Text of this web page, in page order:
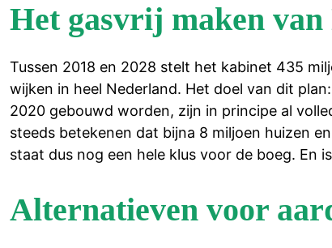
Het gasvrij maken
Tussen 2018 en 2028 stelt het kabinet 435
wijken in heel Nederland. Het doel van dit
2020 gebouwd worden, zijn in principe al
steeds betekenen dat bijna 8 miljoen huizen
staat dus nog een hele klus voor de boeg. En
Alternatieven voor